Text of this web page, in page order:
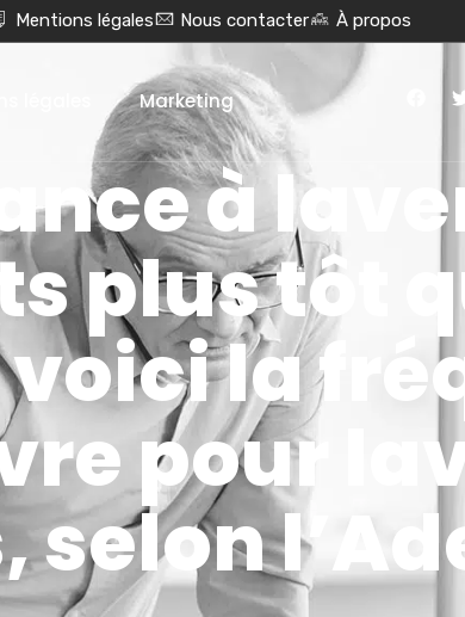
Mentions légales Nous contacter À propos
Marketing
à
plus tôt
voici la
pour